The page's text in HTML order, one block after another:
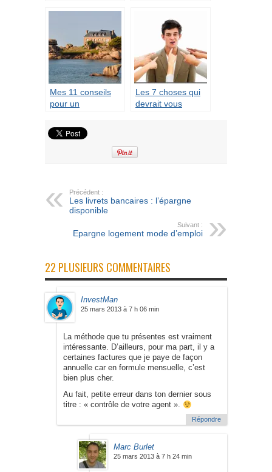
Mes 11 conseils
pour un
débutant
Les 7 choses qui
devrait vous
passe sur votre
compte bancaire
Précédent :
Les livrets bancaires : l’épargne
disponible
Suivant :
Epargne logement mode d’emploi
22 PLUSIEURS COMMENTAIRES
InvestMan
25 mars 2013 à 7 h 06 min
La méthode que tu présentes est vraiment
intéressante. D’ailleurs, pour ma part, il y a
certaines factures que je paye de façon
annuelle car en formule mensuelle, c’est
bien plus cher.
Au fait, petite erreur dans ton dernier sous
titre : « contrôle de votre agent ».
Répondre
Marc Burlet
25 mars 2013 à 7 h 24 min